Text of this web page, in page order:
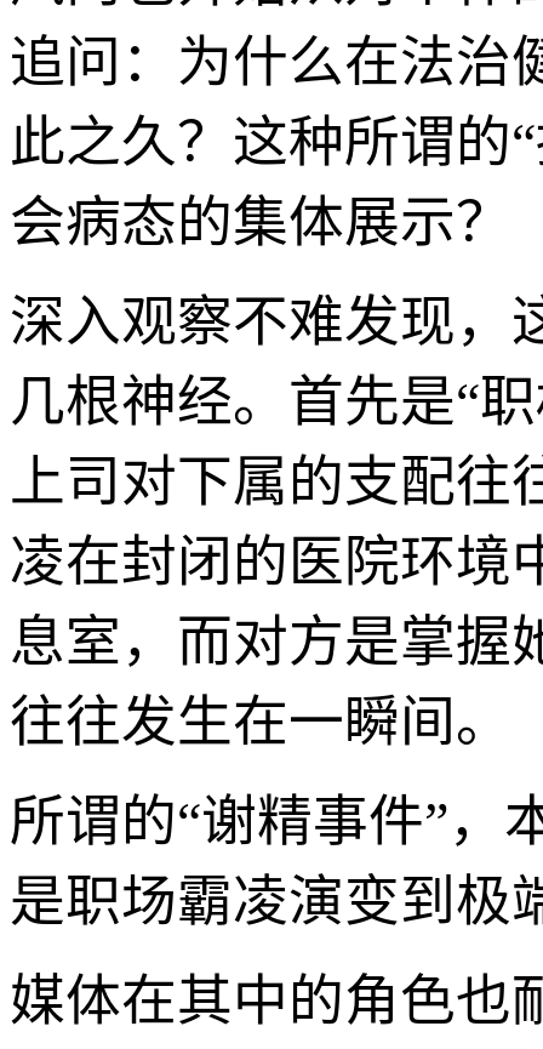
追问：为什么在法治
此之久？这种所谓的
会病态的集体展示？
深入观察不难发现，
几根神经。首先是“
上司对下属的支配往
凌在封闭的医院环境
息室，而对方是掌握
往往发生在一瞬间。
所谓的“谢精事件”，
是职场霸凌演变到极
媒体在其中的角色也